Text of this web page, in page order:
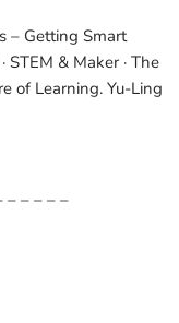
– Getting Smart
STEM & Maker · The
of Learning. Yu-Ling
– – – – –